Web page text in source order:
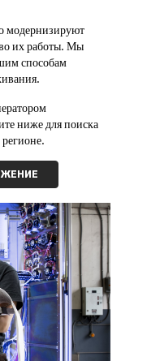
модернизируют
их работы. Мы
способам
ниже для поиска